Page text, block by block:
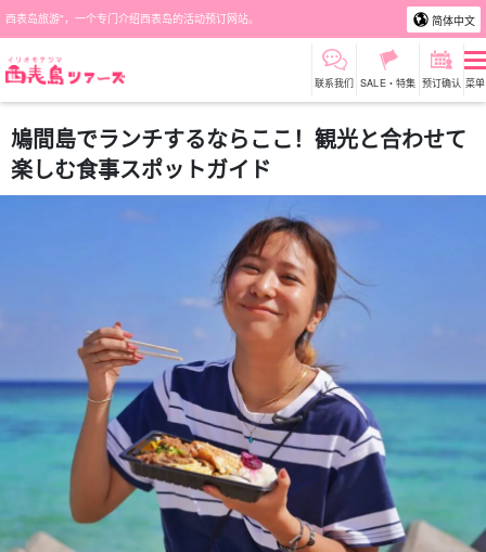
西表岛旅游"，一个专门介绍西表岛的活动预订网站。 简体中文
联系我们 SALE・特集 预订确认 菜单
鳩間島でランチするならここ！観光と合わせて
楽しむ食事スポットガイド